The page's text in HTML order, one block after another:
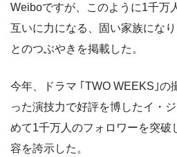
Weiboですが、このように1千万
互いに力になる、固い家族にな
とのつぶやきを掲載した。
今年、ドラマ ｢TWO WEEKS｣の
った演技力で好評を博したイ・
めて1千万人のフォロワーを突破
容を誇示した。